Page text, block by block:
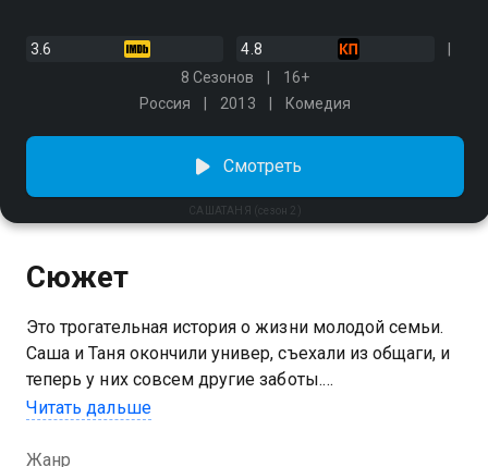
3.6
4.8
8 Сезонов
16+
Россия
2013 Комедия
САШАТАНЯ (сезон 2)
Смотреть
Сюжет
Это трогательная история о жизни молодой семьи.
Саша и Таня окончили универ, съехали из общаги, и
теперь у них совсем другие заботы.
Принципиальный Саша наотрез отказывается от
помните, является рублевским олигархом. Сашиной
Читать дальше
Жанр